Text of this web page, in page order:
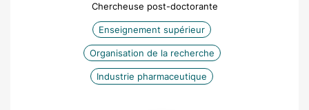
Chercheuse post-doctorante
Enseignement supérieur
Organisation de la recherche
Industrie pharmaceutique